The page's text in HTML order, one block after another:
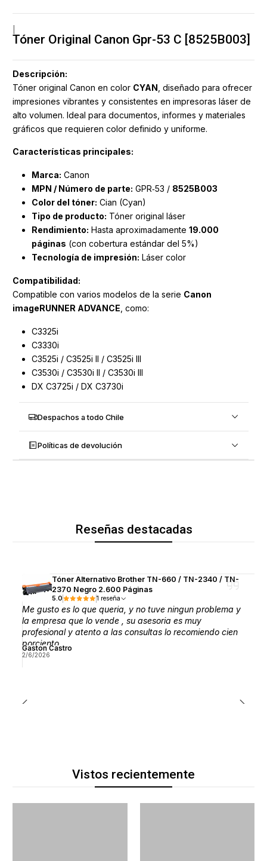
Tóner Original Canon Gpr-53 C [8525B003]
Descripción:
Tóner original Canon en color CYAN , diseñado para ofrecer
impresiones vibrantes y consistentes en impresoras láser de
alto volumen. Ideal para documentos, informes y materiales
gráficos que requieren color definido y uniforme.
Características principales:
Marca: Canon
MPN / Número de parte: GPR‑53 / 8525B003
Color del tóner: Cian (Cyan)
Tipo de producto: Tóner original láser
Rendimiento: Hasta aproximadamente 19.000
páginas (con cobertura estándar del 5%)
Tecnología de impresión: Láser color
Compatibilidad:
Compatible con varios modelos de la serie Canon
imageRUNNER ADVANCE , como:
C3325i
C3330i
C3525i / C3525i II / C3525i III
C3530i / C3530i II / C3530i III
DX C3725i / DX C3730i
Despachos a todo Chile
Políticas de devolución
Reseñas destacadas
Tóner Alternativo Brother TN-660 / TN-2340 / TN-
2370 Negro 2.600 Páginas
5.0 1 reseña
Me gusto es lo que queria, y no tuve ningun problema y
la empresa que lo vende , su asesoria es muy
profesional y atento a las consultas lo recomiendo cien
porciento
Gaston Castro
2/6/2026
Vistos recientemente